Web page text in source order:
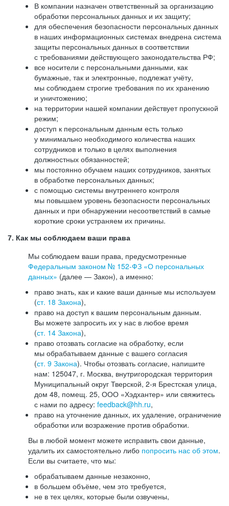
В компании назначен ответственный за организацию
обработки персональных данных и их защиту;
для обеспечения безопасности персональных данных
в наших информационных системах внедрена система
защиты персональных данных в соответствии
с требованиями действующего законодательства РФ;
все носители с персональными данными, как
бумажные, так и электронные, подлежат учёту,
мы соблюдаем строгие требования по их хранению
и уничтожению;
на территории нашей компании действует пропускной
режим;
доступ к персональным данным есть только
у минимально необходимого количества наших
сотрудников и только в целях выполнения
должностных обязанностей;
мы постоянно обучаем наших сотрудников, занятых
в обработке персональных данных;
с помощью системы внутреннего контроля
мы повышаем уровень безопасности персональных
данных и при обнаружении несоответствий в самые
короткие сроки устраняем их причины.
7. Как мы соблюдаем ваши права
Мы соблюдаем ваши права, предусмотренные
Федеральным законом № 152-ФЗ «О персональных
данных» (далее — Закон), а именно:
право знать, как и какие ваши данные мы используем
(ст. 18 Закона),
право на доступ к вашим персональным данным.
Вы можете запросить их у нас в любое время
(ст. 14 Закона),
право отозвать согласие на обработку, если
мы обрабатываем данные с вашего согласия
(ст. 9 Закона). Чтобы отозвать согласие, напишите
нам: 125047, г. Москва, внутригородская территория
Муниципальный округ Тверской, 2-я Брестская улица,
дом 48, помещ. 25, ООО «Хэдхантер» или свяжитесь
с нами по адресу: feedback@hh.ru,
право на уточнение данных, их удаление, ограничение
обработки или возражение против обработки.
Вы в любой момент можете исправить свои данные,
удалить их самостоятельно либо попросить нас об этом.
Если вы считаете, что мы:
обрабатываем данные незаконно,
в большем объёме, чем это требуется,
не в тех целях, которые были озвучены,